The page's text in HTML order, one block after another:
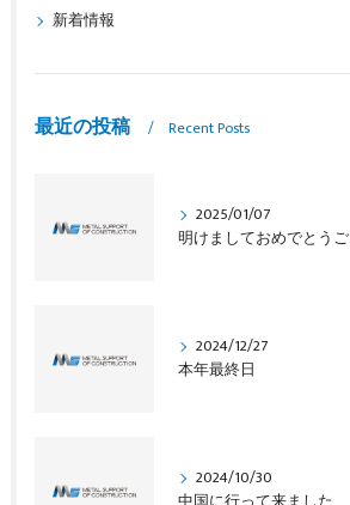
新着情報
最近の投稿 Recent Posts
2025/01/07
明けましておめでとう
2024/12/27
本年最終日
2024/10/30